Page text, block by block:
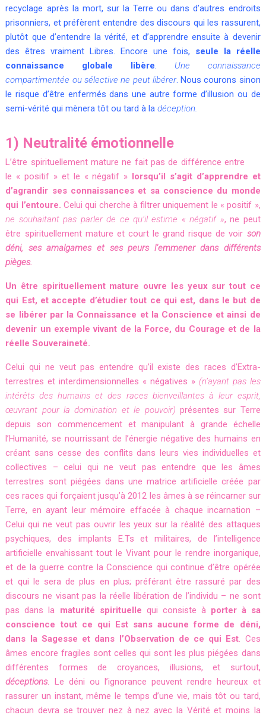
recyclage après la mort, sur la Terre ou dans d’autres endroits
prisonniers, et préfèrent entendre des discours qui les rassurent,
plutôt que d’entendre la vérité, et d’apprendre ensuite à devenir
des êtres vraiment Libres. Encore une fois, seule la réelle
connaissance globale libère. Une connaissance
compartimentée ou sélective ne peut libérer. Nous courons sinon
le risque d’être enfermés dans une autre forme d’illusion ou de
semi-vérité qui mènera tôt ou tard à ladéception.
1) Neutralité émotionnelle
L’être spirituellement mature ne fait pas de différence entre
le « positif » et le « négatif » lorsqu’il s’agit d’apprendre et
d’agrandir ses connaissances et sa conscience du monde
qui l’entoure. Celui qui cherche à filtrer uniquement le « positif »,
ne souhaitant pas parler de ce qu’il estime « négatif », ne peut
être spirituellement mature et court le grand risque de voir son
déni, ses amalgames et ses peurs l’emmener dans différents
pièges.
Un être spirituellement mature ouvre les yeux sur tout ce
qui Est, et accepte d’étudier tout ce qui est, dans le but de
se libérer par la Connaissance et la Conscience et ainsi de
devenir un exemple vivant de la Force, du Courage et de la
réelle Souveraineté.
Celui qui ne veut pas entendre qu’il existe des races d’Extra-
terrestres et interdimensionnelles « négatives » (n’ayant pas les
intérêts des humains et des races bienveillantes à leur esprit,
œuvrant pour la domination et le pouvoir) présentes sur Terre
depuis son commencement et manipulant à grande échelle
l’Humanité, se nourrissant de l’énergie négative des humains en
créant sans cesse des conflits dans leurs vies individuelles et
collectives – celui qui ne veut pas entendre que les âmes
terrestres sont piégées dans une matrice artificielle créée par
ces races qui forçaient jusqu’à 2012 les âmes à se réincarner sur
Terre, en ayant leur mémoire effacée à chaque incarnation –
Celui qui ne veut pas ouvrir les yeux sur la réalité des attaques
psychiques, des implants E.Ts et militaires, de l’intelligence
artificielle envahissant tout le Vivant pour le rendre inorganique,
et de la guerre contre la Conscience qui continue d’être opérée
et qui le sera de plus en plus; préférant être rassuré par des
discours ne visant pas la réelle libération de l’individu – ne sont
pas dans la maturité spirituelle qui consiste à porter à sa
conscience tout ce qui Est sans aucune forme de déni,
dans la Sagesse et dans l’Observation de ce qui Est. Ces
âmes encore fragiles sont celles qui sont les plus piégées dans
différentes formes de croyances, illusions, et surtout,
déceptions. Le déni ou l’ignorance peuvent rendre heureux et
rassurer un instant, même le temps d’une vie, mais tôt ou tard,
chacun devra se trouver nez à nez avec la Vérité et moins la